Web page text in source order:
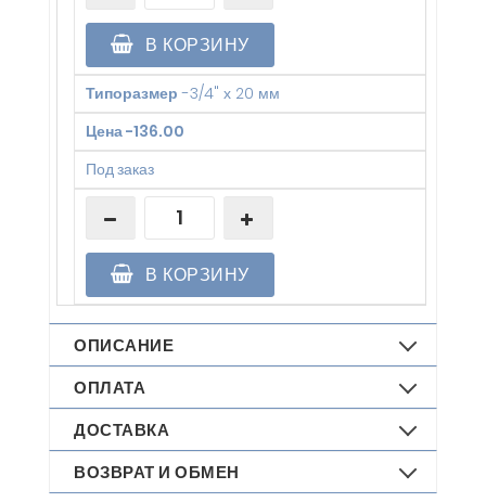
В КОРЗИНУ
Типоразмер -3/4" х 20 мм
Цена-136.00
Под заказ
В КОРЗИНУ
ОПИСАНИЕ
ОПЛАТА
ДОСТАВКА
ВОЗВРАТ И ОБМЕН